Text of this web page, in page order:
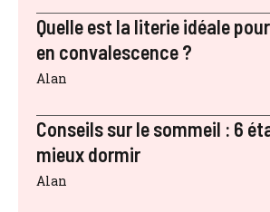
Quelle est la literie idéale
en convalescence ?
Alan
Conseils sur le sommeil : 6
mieux dormir
Alan